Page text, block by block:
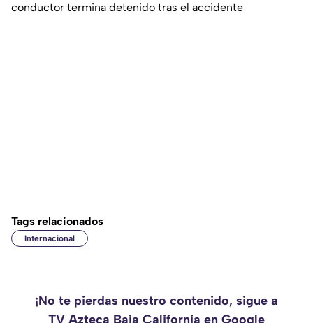
conductor termina detenido tras el accidente
Tags relacionados
Internacional
¡No te pierdas nuestro contenido, sigue a
TV Azteca Baja California en Google